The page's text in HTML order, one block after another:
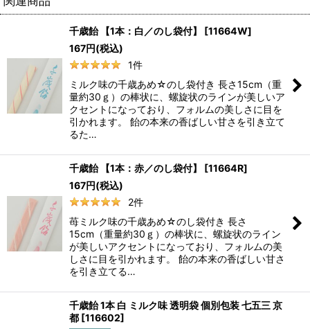
千歳飴 【1本：白／のし袋付】 [11664W]
167円(税込)
1件
ミルク味の千歳あめ☆のし袋付き 長さ15cm（重
量約30ｇ）の棒状に、螺旋状のラインが美しいア
クセントになっており、フォルムの美しさに目を
引かれます。 飴の本来の香ばしい甘さを引き立て
るた…
千歳飴 【1本：赤／のし袋付】 [11664R]
167円(税込)
2件
苺ミルク味の千歳あめ☆のし袋付き 長さ
15cm（重量約30ｇ）の棒状に、螺旋状のライン
が美しいアクセントになっており、フォルムの美
しさに目を引かれます。 飴の本来の香ばしい甘さ
を引き立てる…
千歳飴 1本 白 ミルク味 透明袋 個別包装 七五三 京
都 [116602]